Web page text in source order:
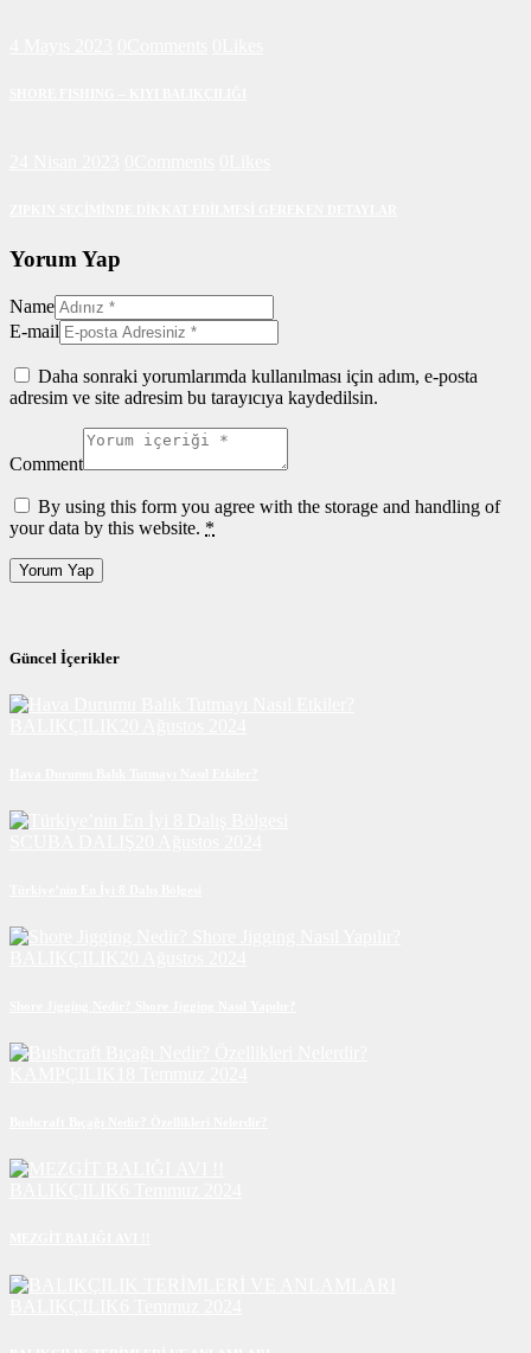
Yorum Yap
Name
E-mail
Daha sonraki yorumlarımda kullanılması için adım, e-posta
adresim ve site adresim bu tarayıcıya kaydedilsin.
Comment
By using this form you agree with the storage and handling of
your data by this website. *
Güncel İçerikler